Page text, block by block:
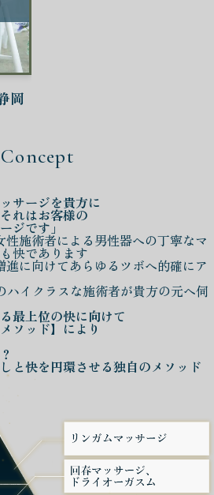
岡
Concept
サージを貴方に
れはお客様の
ジです」
施術者による男性器への丁寧なマ
快であります
に向けてあらゆるツボへ的確にア
イクラスな施術者が貴方の元へ伺
最上位の快に向けて
ソッド】 により
と快を円環させる独自のメソッド